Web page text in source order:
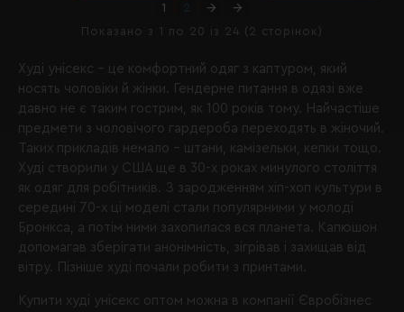
Худі унісекс – це комфортний одяг з каптуром, який
носять чоловіки й жінки. Гендерне питання в одязі вже
давно не є таким гострим, як 100 років тому. Найчастіше
предмети з чоловічого гардероба переходять в жіночий.
Таких прикладів немало – штани, камізельки, кепки тощо.
Худі створили у США ще в 30-х роках минулого століття
як одяг для робітників. З зародженням хіп-хоп культури в
середині 70-х ці моделі стали популярними у молоді
Бронкса, а потім ними захопилася вся планета. Капюшон
допомагав зберігати анонімність, зігрівав і захищав від
вітру. Пізніше худі почали робити з принтами.
Купити худі унісекс оптом можна в компанії Євробізнес
1
2
Показано з 1 по 20 із 24 (2 сторінок)